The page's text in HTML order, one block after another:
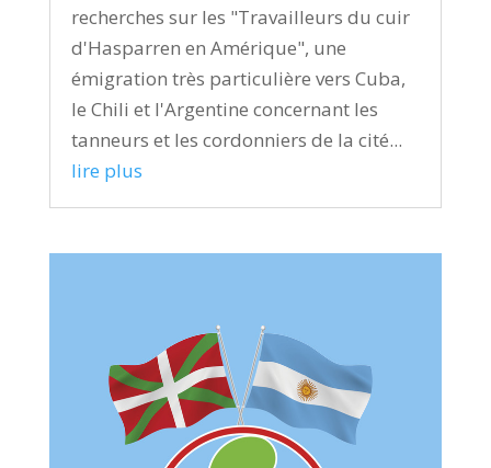
recherches sur les "Travailleurs du cuir
d'Hasparren en Amérique", une
émigration très particulière vers Cuba,
le Chili et l'Argentine concernant les
tanneurs et les cordonniers de la cité...
lire plus